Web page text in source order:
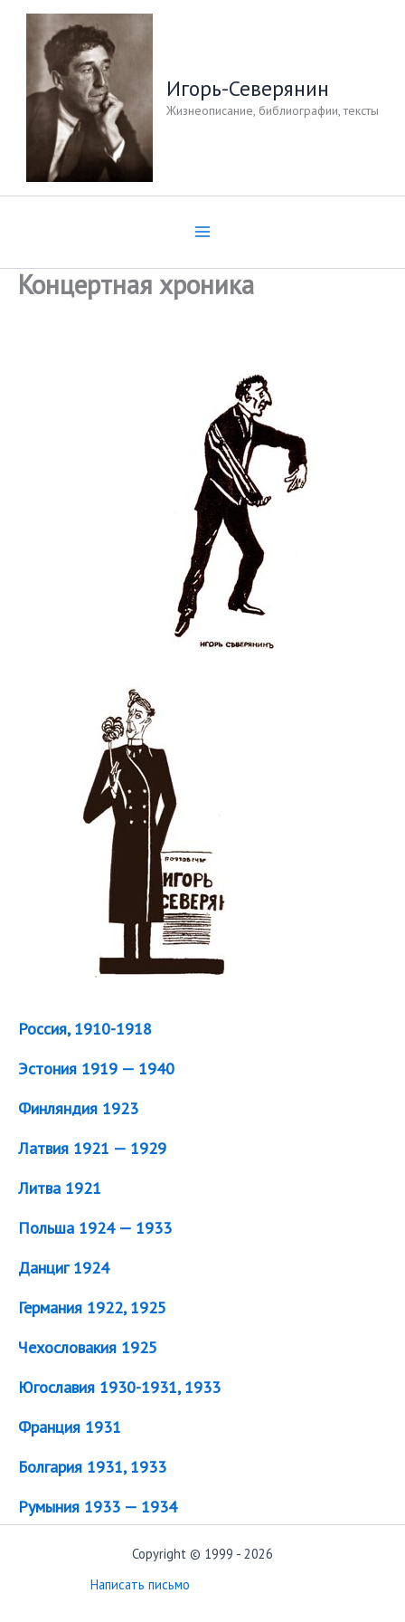
Перейти
содержимому
Игорь-Северянин
Жизнеописание, библиографии, тексты
Концертная хроника
Россия, 1910-1918
Эстония 1919 — 1940
Финляндия 1923
Латвия 1921 — 1929
Литва 1921
Польша 1924 — 1933
Данциг 1924
Германия 1922, 1925
Чехословакия 1925
Югославия 1930-1931, 1933
Франция 1931
Болгария 1931, 1933
Румыния 1933 — 1934
Copyright © 1999 - 2026
Написать письмо